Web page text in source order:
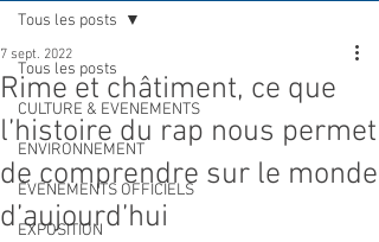
Tous les posts
CULTURE & EVENEMENTS
ENVIRONNEMENT
ÉVÉNEMENTS OFFICIELS
EXPOSITION
Tous les posts
Rime et châtiment, ce que
l’histoire du rap nous permet
de comprendre sur le monde
d’aujourd’hui
7 sept. 2022